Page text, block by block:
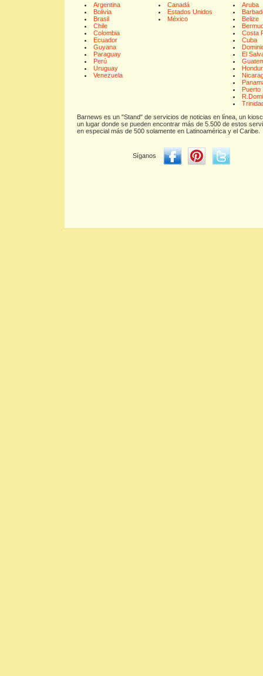
Argentina
Bolivia
Brasil
Chile
Colombia
Ecuador
Guyana
Paraguay
Perú
Uruguay
Venezuela
Canadá
Estados Unidos
México
Aruba
Belize
Costa
Cuba
El
Puerto
Barnews es un "Stand" de servicios de noticias en línea, un
un lugar donde se pueden encontrar más de 5.500 de estos
en especial más de 500 solamente en Latinoamérica y el Caribe.
Síganos